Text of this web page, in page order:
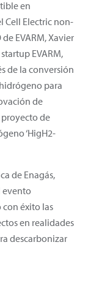
en
Cell Electric non-
EVARM, Xavier
EVARM,
de la conversión
para
de
proyecto de
‘HigH2-
de Enagás,
evento
con éxito las
en realidades
descarbonizar